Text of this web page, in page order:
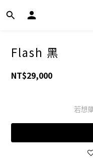
Flash 黑
NT$29,000
若想